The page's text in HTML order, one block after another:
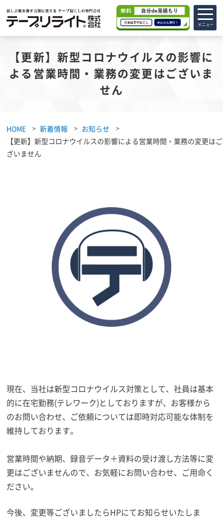
メニュー
【更新】新型コロナウイルスの影響に
よる営業時間・業務の変更はございま
せん
HOME 新着情報
お知らせ
【更新】新型コロナウイルスの影響による営業時間・業務の変更はご
ざいません
現在、当社は新型コロナウイルス対策として、社員は基本
的に在宅勤務(テレワーク)としておりますが、お客様から
のお問い合わせ、ご依頼については即時対応可能な体制を
維持しております。
営業時間や納期、録音データ＋資料の受け渡し方法等に変
更はございませんので、お気軽にお問い合わせ、ご用命く
ださい。
今後、変更等ございましたらHPにてお知らせいたしま